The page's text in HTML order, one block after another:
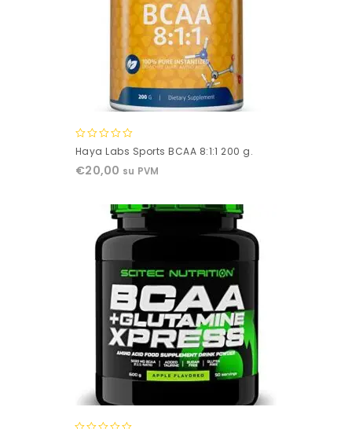
0
of
Haya Labs Sports BCAA 8:1:1 200 g.
€20,00 su PVM